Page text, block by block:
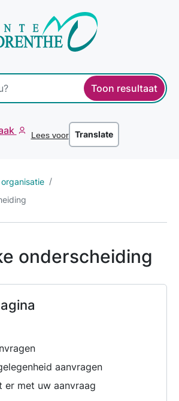
Toon resultaat
Lees voor Translate
onderscheiding
aanvragen
er met uw aanvraag